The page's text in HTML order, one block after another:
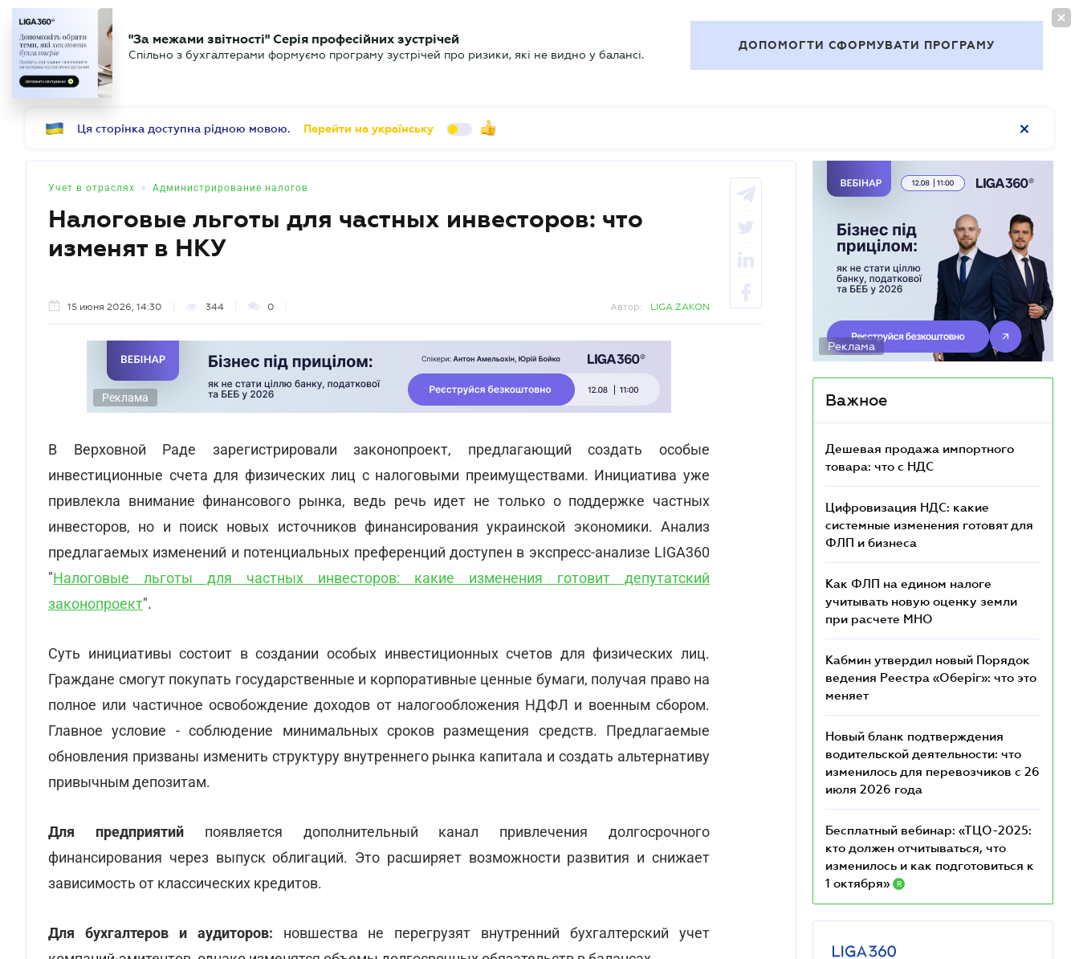
БУХГАЛТЕР Новости Аналитика Календарь Актуально
"За межами звітності" Серія професійних зустрічей
Спільно з бухгалтерами формуємо програму зустрічей про ризики, які не видно у балансі.
ДОПОМОГТИ СФОРМУВАТИ ПРОГРАМУ
Ця сторінка доступна рідною мовою. Перейти на українську
Учет в отраслях • Администрирование налогов
Налоговые льготы для частных инвесторов: что
изменят в НКУ
15 июня 2026, 14:30 344 0 Автор: LIGA ZAKON
Реклама
В Верховной Раде зарегистрировали законопроект, предлагающий создать особые
инвестиционные счета для физических лиц с налоговыми преимуществами. Инициатива уже
привлекла внимание финансового рынка, ведь речь идет не только о поддержке частных
инвесторов, но и поиск новых источников финансирования украинской экономики. Анализ
предлагаемых изменений и потенциальных преференций доступен в экспресс-анализе LIGA360
"Налоговые льготы для частных инвесторов: какие изменения готовит депутатский
законопроект".
Суть инициативы состоит в создании особых инвестиционных счетов для физических лиц.
Граждане смогут покупать государственные и корпоративные ценные бумаги, получая право на
полное или частичное освобождение доходов от налогообложения НДФЛ и военным сбором.
Главное условие - соблюдение минимальных сроков размещения средств. Предлагаемые
обновления призваны изменить структуру внутреннего рынка капитала и создать альтернативу
привычным депозитам.
Для предприятий появляется дополнительный канал привлечения долгосрочного
финансирования через выпуск облигаций. Это расширяет возможности развития и снижает
зависимость от классических кредитов.
Для бухгалтеров и аудиторов: новшества не перегрузят внутренний бухгалтерский учет
Реклама
Важное
Дешевая продажа импортного
товара: что c НДС
Цифровизация НДС: какие
системные изменения готовят для
ФЛП и бизнеса
Как ФЛП на едином налоге
учитывать новую оценку земли
при расчете МНО
Кабмин утвердил новый Порядок
ведения Реестра «Оберіг»: что это
меняет
Новый бланк подтверждения
водительской деятельности: что
изменилось для перевозчиков с 26
июля 2026 года
Бесплатный вебинар: «ТЦО-2025:
кто должен отчитываться, что
изменилось и как подготовиться к
1 октября»
R